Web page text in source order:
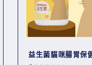
益生菌貓咪腸胃保